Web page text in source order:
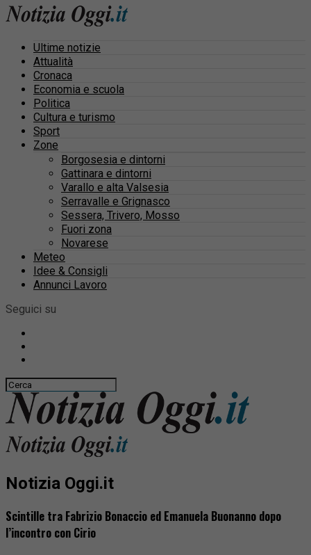
Ultime notizie
Attualità
Cronaca
Economia e scuola
Politica
Cultura e turismo
Sport
Zone
Borgosesia e dintorni
Gattinara e dintorni
Varallo e alta Valsesia
Serravalle e Grignasco
Sessera, Trivero, Mosso
Fuori zona
Novarese
Meteo
Idee & Consigli
Annunci Lavoro
Seguici su
Notizia Oggi.it
Scintille tra Fabrizio Bonaccio ed Emanuela Buonanno dopo
l’incontro con Cirio